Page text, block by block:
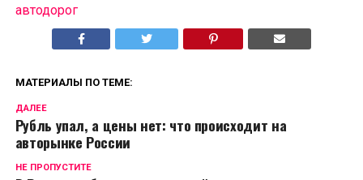
автодорог
МАТЕРИАЛЫ ПО ТЕМЕ:
ДАЛЕЕ
Рубль упал, а цены нет: что происходит на
авторынке России
НЕ ПРОПУСТИТЕ